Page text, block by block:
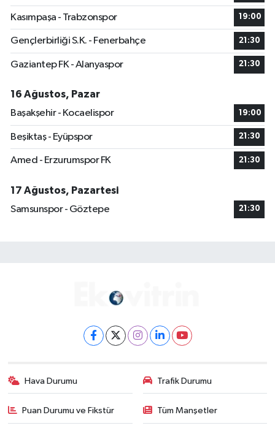
Kasımpaşa - Trabzonspor 19:00
Gençlerbirliği S.K. - Fenerbahçe 21:30
Gaziantep FK - Alanyaspor 21:30
16 Ağustos, Pazar
Başakşehir - Kocaelispor
19:00
Beşiktaş - Eyüpspor 21:30
Amed - Erzurumspor FK 21:30
17 Ağustos, Pazartesi
Samsunspor - Göztepe
21:30
Hava Durumu Trafik Durumu
Puan Durumu ve Fikstür Tüm Manşetler